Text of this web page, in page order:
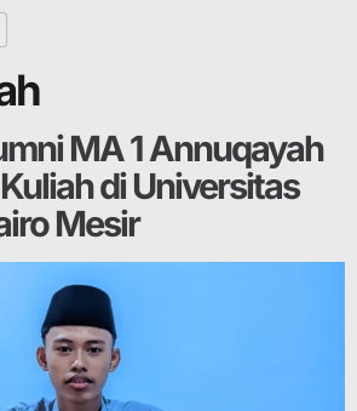
MA 1 Annuqayah
di Universitas
Mesir